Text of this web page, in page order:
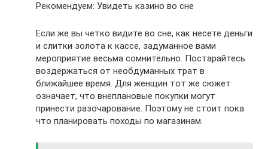
Рекомендуем: Увидеть казино во сне
Если же вы четко видите во сне, как несете деньги
и слитки золота к кассе, задуманное вами
мероприятие весьма сомнительно. Постарайтесь
воздержаться от необдуманных трат в
ближайшее время. Для женщин тот же сюжет
означает, что внеплановые покупки могут
принести разочарование. Поэтому не стоит пока
что планировать походы по магазинам.